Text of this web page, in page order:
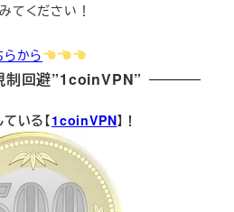
てください！
らから
制回避”1coinVPN”
いる【1coinVPN】！